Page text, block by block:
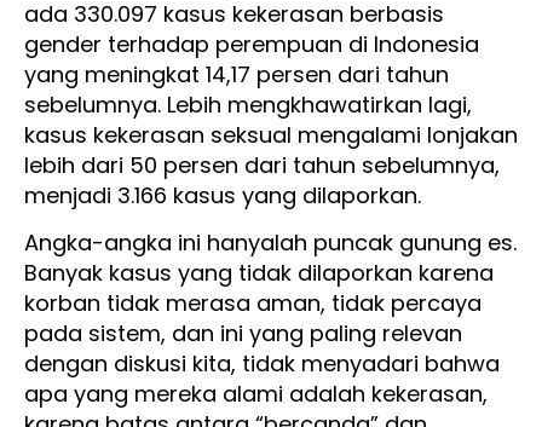
ada 330.097 kasus kekerasan berbasis
gender terhadap perempuan di Indonesia
yang meningkat 14,17 persen dari tahun
sebelumnya. Lebih mengkhawatirkan lagi,
kasus kekerasan seksual mengalami lonjakan
lebih dari 50 persen dari tahun sebelumnya,
menjadi 3.166 kasus yang dilaporkan.
Angka-angka ini hanyalah puncak gunung es.
Banyak kasus yang tidak dilaporkan karena
korban tidak merasa aman, tidak percaya
pada sistem, dan ini yang paling relevan
dengan diskusi kita, tidak menyadari bahwa
apa yang mereka alami adalah kekerasan,